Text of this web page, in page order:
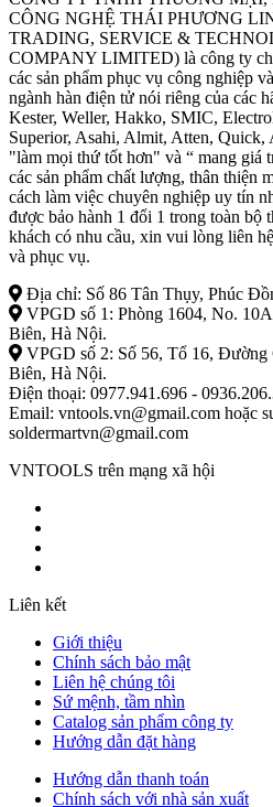
CÔNG NGHỆ THÁI PHƯƠNG
TRADING, SERVICE &
COMPANY LIMITED) là công ty
các sản phẩm phục vụ công nghiệp
ngành hàn điện tử nói riêng của các
Kester, Weller, Hakko, SMIC,
Superior, Asahi, Almit, Atten,
"làm mọi thứ tốt hơn" và “ mang giá
các sản phẩm chất lượng, thân thiện
cách làm việc chuyên nghiệp uy tín
được bảo hành 1 đổi 1 trong toàn bộ
khách có nhu cầu, xin vui lòng liên
và phục vụ.
Địa chỉ: Số 86 Tân Thụy, Phúc
VPGD số 1: Phòng 1604, No.
Biên, Hà Nội.
VPGD số 2: Số 56, Tổ 16,
Biên, Hà Nội.
Điện thoại: 0977.941.696 -
Email: vntools.vn@gmail.com hoặc
soldermartvn@gmail.com
VNTOOLS trên mạng xã hội
Liên kết
Giới thiệu
Chính sách bảo mật
Liên hệ chúng tôi
Sứ mệnh, tầm nhìn
Catalog sản phẩm công ty
Hướng dẫn đặt hàng
Hướng dẫn thanh toán
Chính sách với nhà sản xuất